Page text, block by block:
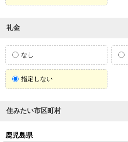
礼金
なし
指定しない
住みたい市区町村
鹿児島県